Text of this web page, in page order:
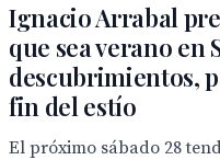
Ignacio Arrabal
que sea verano en
descubrimientos,
fin del estío
El próximo sábado 28